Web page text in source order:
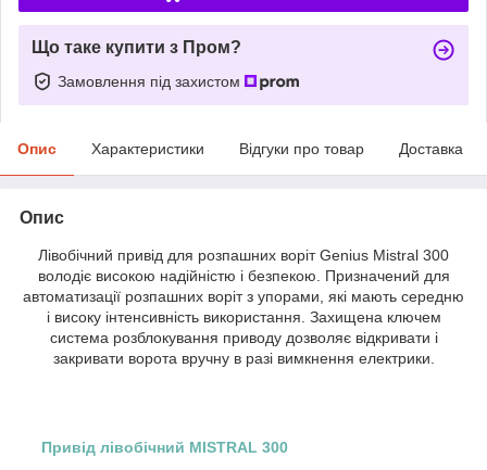
Що таке купити з Пром?
Замовлення під захистом
Опис Характеристики Відгуки про товар Доставка
Опис
Лівобічний привід для розпашних воріт Genius Mistral 300
володіє високою надійністю і безпекою. Призначений для
автоматизації розпашних воріт з упорами, які мають середню
і високу інтенсивність використання. Захищена ключем
система розблокування приводу дозволяє відкривати і
закривати ворота вручну в разі вимкнення електрики.
Привід лівобічний MISTRAL 300